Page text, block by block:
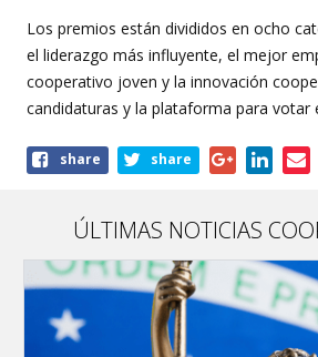
Los premios están divididos en ocho
el liderazgo más influyente, el mejor
cooperativo joven y la innovación
candidaturas y la plataforma para votar
Shareshare share
ÚLTIMAS NOTICIAS